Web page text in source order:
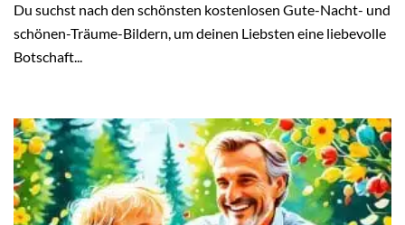
Du suchst nach den schönsten kostenlosen Gute-Nacht- und
schönen-Träume-Bildern, um deinen Liebsten eine liebevolle
Botschaft...